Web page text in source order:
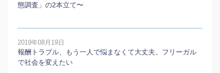
態調査」の2本⽴て〜
2019年08月19日
報酬トラブル、もう一人で悩まなくて大丈夫。フリーガル
で社会を変えたい